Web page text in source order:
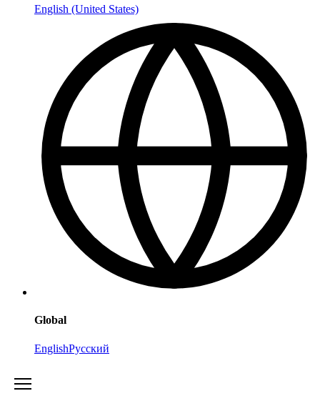
English (United States)
Global
EnglishРусский